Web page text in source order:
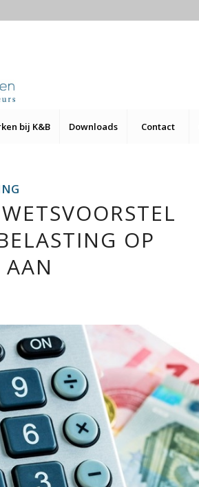
bij K&B Downloads Contact
OP